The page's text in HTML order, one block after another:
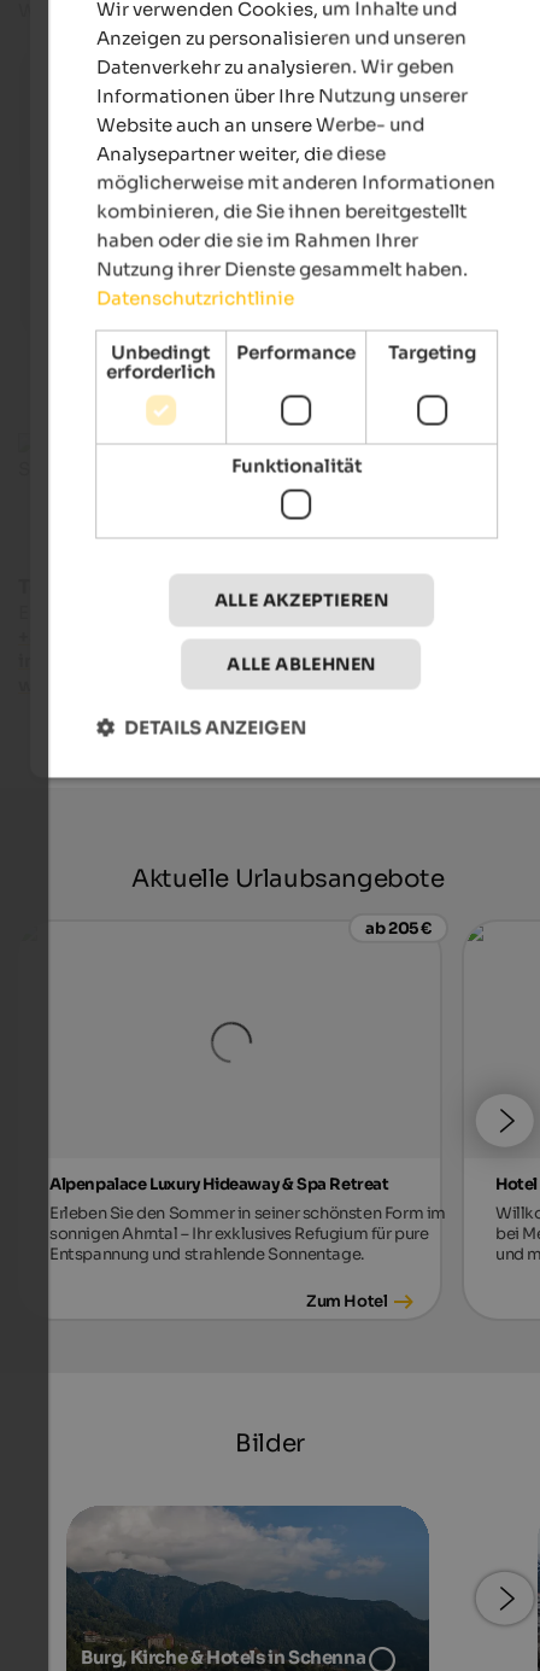
Schloss Schenna
Das mächtige Schloss Schenna ist Stammsitz der
Meran in Tirol und bis heute im Besitz dieser Familie.
Tourismusverein Schenna/Frieder Blickle
Web: schloss-schenna.com
Tourismusverein Schenna
Erzherzog Johann Platz 1/D - 39017
www.schenna.com
Aktuelle Urlaubsangebote
ab 205 €
Alpenpalace Luxury Hideaway & Spa Retreat
Erleben Sie den Sommer in seiner schönsten Form im
sonnigen Ahrntal – Ihr exklusives Refugium für pure
Entspannung und strahlende Sonnentage.
Zum Hotel
bei
und
Bilder
Burg, Kirche & Hotels in Schenna
GERMAN
Wir verwenden Cookies, um Inhalte und
Anzeigen zu personalisieren und unseren
Datenverkehr zu analysieren. Wir geben
Informationen über Ihre Nutzung unserer
Website auch an unsere Werbe- und
Analysepartner weiter, die diese
möglicherweise mit anderen Informationen
kombinieren, die Sie ihnen bereitgestellt
haben oder die sie im Rahmen Ihrer
Nutzung ihrer Dienste gesammelt haben.
Datenschutzrichtlinie
Unbedingt
erforderlich
Performance Targeting
Funktionalität
ALLE AKZEPTIEREN
ALLE ABLEHNEN
DETAILS ANZEIGEN